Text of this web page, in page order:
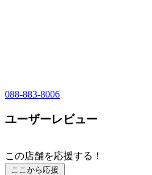
088-883-8006
ユーザーレビュー
この店舗を応援する！
ここから応援